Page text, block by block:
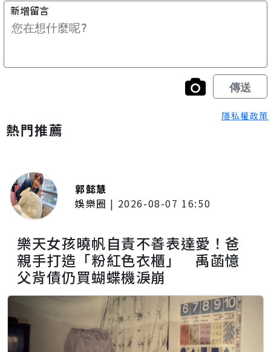
隱私權政策
熱門推薦
郭懿慧
娛樂圈 | 2026-08-07 16:50
樂天女孩曉帆自責不善表達愛！爸
親手打造「粉紅色衣櫃」 禹菡憶
父背債仍買蝴蝶機淚崩